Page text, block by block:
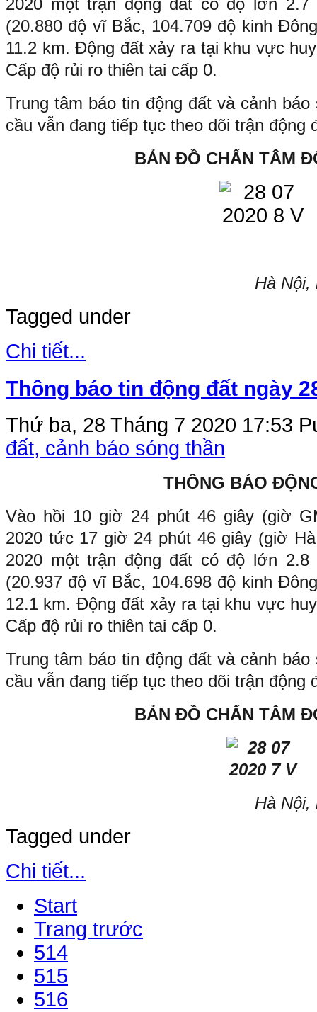
2020 một trận động đất có độ lớn
(20.880 độ vĩ Bắc, 104.709 độ kinh
11.2 km. Động đất xảy ra tại khu vực
Cấp độ rủi ro thiên tai cấp 0.
Trung tâm báo tin động đất và cảnh
cầu vẫn đang tiếp tục theo dõi trận động
BẢN ĐỒ CHẤN TÂM
Hà Nội,
Tagged under
Chi tiết...
Thông báo tin động đất ngày
Thứ ba, 28 Tháng 7 2020 17:53
đất, cảnh báo sóng thần
THÔNG BÁO
Vào hồi 10 giờ 24 phút46 giây (giờ
2020 tức 17 giờ 24 phút 46 giây (giờ
2020 một trận động đất có độ lớn
(20.937 độ vĩ Bắc, 104.698 độ kinh
12.1 km. Động đất xảy ra tại khu vực
Cấp độ rủi ro thiên tai cấp 0.
Trung tâm báo tin động đất và cảnh
cầu vẫn đang tiếp tục theo dõi trận động
BẢN ĐỒ CHẤN TÂM
Hà Nội,
Tagged under
Chi tiết...
Start
Trang trước
514
515
516